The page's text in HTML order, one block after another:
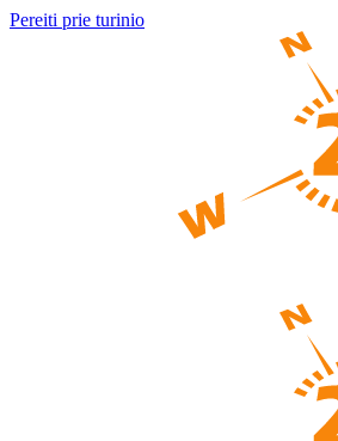
Pereiti prie turinio